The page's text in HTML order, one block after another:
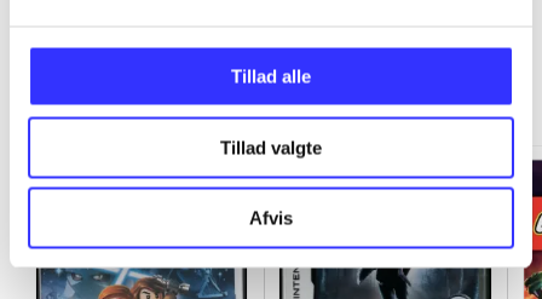
Tillad alle
Tillad valgte
Afvis